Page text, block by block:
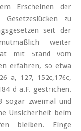
Erscheinen der
zu
seit der
weiter
mit Stand vom
erfahren, so etwa
a, 127, 152c,176c,
d a.F. gestrichen.
sogar zweimal und
Unsicherheit beim
bleiben. Einge